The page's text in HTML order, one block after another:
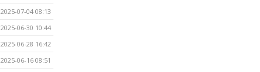
2025-07-04 08:13
2025-06-30 10:44
2025-06-28 16:42
2025-06-16 08:51